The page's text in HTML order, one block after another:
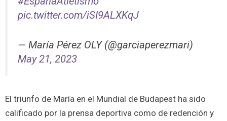
pic.twitter.com/iSI9ALXKqJ
— María Pérez OLY (@garciaperezmari)
May 21, 2023
El triunfo de María en el Mundial de Budapest ha sido
calificado por la prensa deportiva como de redención y